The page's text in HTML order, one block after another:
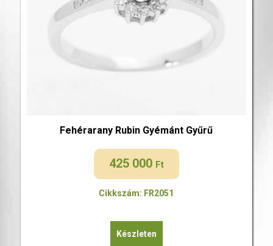
Fehérarany Rubin Gyémánt Gyűrű
425 000 Ft
Cikkszám: FR2051
Készleten